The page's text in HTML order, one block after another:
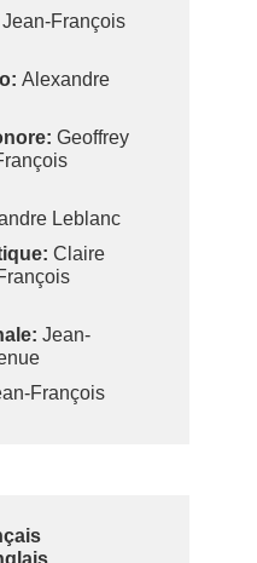
Jean-François
Alexandre
Geoffrey
Leblanc
Claire
Jean-
François